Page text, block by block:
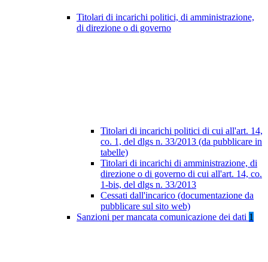
Titolari di incarichi politici, di amministrazione,
di direzione o di governo
Titolari di incarichi politici di cui all'art. 14,
co. 1, del dlgs n. 33/2013 (da pubblicare in
tabelle)
Titolari di incarichi di amministrazione, di
direzione o di governo di cui all'art. 14, co.
1-bis, del dlgs n. 33/2013
Cessati dall'incarico (documentazione da
pubblicare sul sito web)
Sanzioni per mancata comunicazione dei dati 1